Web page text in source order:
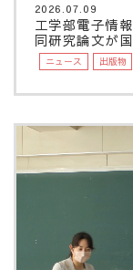
2026.07.09
工学部電子情
同研究論文が
ニュース 出版物